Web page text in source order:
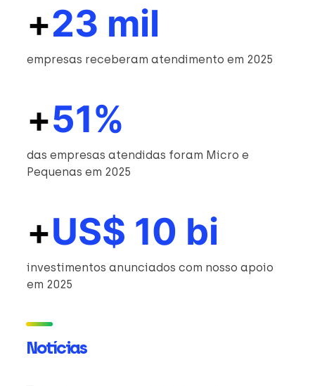
+23 mil
empresas receberam atendimento em 2025
+51%
das empresas atendidas foram Micro e
Pequenas em 2025
+US$ 10 bi
investimentos anunciados com nosso apoio
em 2025
Notícias